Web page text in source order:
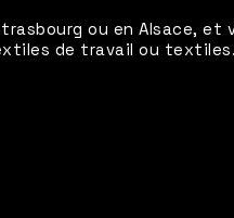
ou en Alsace, et
de travail ou